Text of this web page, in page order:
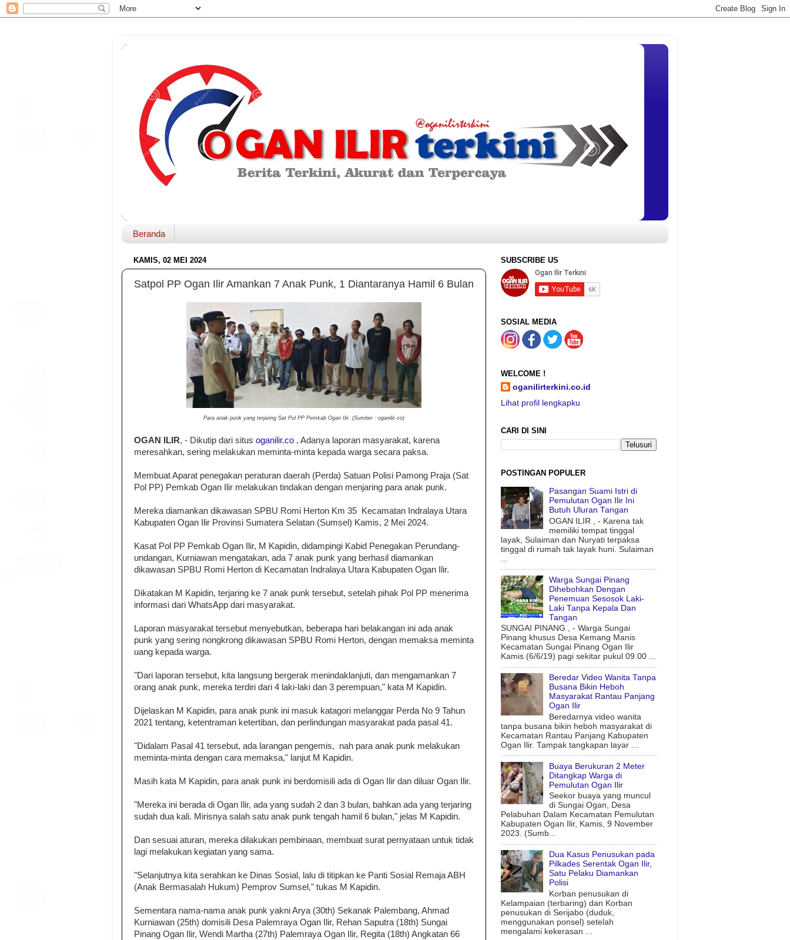
Beranda
KAMIS, 02 MEI 2024
Satpol PP Ogan Ilir Amankan 7 Anak Punk, 1 Diantaranya Hamil 6 Bulan
Para anak punk yang terjaring Sat Pol PP Pemkab Ogan Ilir. (Sumber : oganilir.co)
OGAN ILIR, - Dikutip dari situs oganilir.co , Adanya laporan masyarakat, karena
meresahkan, sering melakukan meminta-minta kepada warga secara paksa.
Membuat Aparat penegakan peraturan daerah (Perda) Satuan Polisi Pamong Praja (Sat
Pol PP) Pemkab Ogan Ilir melakukan tindakan dengan menjaring para anak punk.
Mereka diamankan dikawasan SPBU Romi Herton Km 35 Kecamatan Indralaya Utara
Kabupaten Ogan Ilir Provinsi Sumatera Selatan (Sumsel) Kamis, 2 Mei 2024.
Kasat Pol PP Pemkab Ogan Ilir, M Kapidin, didampingi Kabid Penegakan Perundang-
undangan, Kurniawan mengatakan, ada 7 anak punk yang berhasil diamankan
dikawasan SPBU Romi Herton di Kecamatan Indralaya Utara Kabupaten Ogan Ilir.
Dikatakan M Kapidin, terjaring ke 7 anak punk tersebut, setelah pihak Pol PP menerima
informasi dari WhatsApp dari masyarakat.
Laporan masyarakat tersebut menyebutkan, beberapa hari belakangan ini ada anak
punk yang sering nongkrong dikawasan SPBU Romi Herton, dengan memaksa meminta
uang kepada warga.
"Dari laporan tersebut, kita langsung bergerak menindaklanjuti, dan mengamankan 7
orang anak punk, mereka terdiri dari 4 laki-laki dan 3 perempuan," kata M Kapidin.
Dijelaskan M Kapidin, para anak punk ini masuk katagori melanggar Perda No 9 Tahun
2021 tentang, ketentraman ketertiban, dan perlindungan masyarakat pada pasal 41.
"Didalam Pasal 41 tersebut, ada larangan pengemis, nah para anak punk melakukan
meminta-minta dengan cara memaksa," lanjut M Kapidin.
Masih kata M Kapidin, para anak punk ini berdomisili ada di Ogan Ilir dan diluar Ogan Ilir.
"Mereka ini berada di Ogan Ilir, ada yang sudah 2 dan 3 bulan, bahkan ada yang terjaring
sudah dua kali. Mirisnya salah satu anak punk tengah hamil 6 bulan," jelas M Kapidin.
Dan sesuai aturan, mereka dilakukan pembinaan, membuat surat pernyataan untuk tidak
lagi melakukan kegiatan yang sama.
"Selanjutnya kita serahkan ke Dinas Sosial, lalu di titipkan ke Panti Sosial Remaja ABH
(Anak Bermasalah Hukum) Pemprov Sumsel," tukas M Kapidin.
Sementara nama-nama anak punk yakni Arya (30th) Sekanak Palembang, Ahmad
Kurniawan (25th) domisili Desa Palemraya Ogan Ilir, Rehan Saputra (18th) Sungai
Pinang Ogan Ilir, Wendi Martha (27th) Palemraya Ogan Ilir, Regita (18th) Angkatan 66
SUBSCRIBE US
SOSIAL MEDIA
WELCOME !
oganilirterkini.co.id
Lihat profil lengkapku
CARI DI SINI
POSTINGAN POPULER
Pasangan Suami Istri di
Pemulutan Ogan Ilir Ini
Butuh Uluran Tangan
OGAN ILIR , - Karena tak
memiliki tempat tinggal
layak, Sulaiman dan Nuryati terpaksa
tinggal di rumah tak layak huni. Sulaiman
Warga Sungai Pinang
Dihebohkan Dengan
Penemuan Sesosok Laki-
Laki Tanpa Kepala Dan
Tangan
SUNGAI PINANG , - Warga Sungai
Pinang khusus Desa Kemang Manis
Kecamatan Sungai Pinang Ogan Ilir
Kamis (6/6/19) pagi sekitar pukul 09.00 ...
Beredar Video Wanita Tanpa
Busana Bikin Heboh
Masyarakat Rantau Panjang
Ogan Ilir
Beredarnya video wanita
tanpa busana bikin heboh masyarakat di
Kecamatan Rantau Panjang Kabupaten
Ogan Ilir. Tampak tangkapan layar ...
Buaya Berukuran 2 Meter
Ditangkap Warga di
Pemulutan Ogan Ilir
Seekor buaya yang muncul
di Sungai Ogan, Desa
Pelabuhan Dalam Kecamatan Pemulutan
Kabupaten Ogan Ilir, Kamis, 9 November
2023. (Sumb...
Dua Kasus Penusukan pada
Pilkades Serentak Ogan Ilir,
Satu Pelaku Diamankan
Polisi
Korban penusukan di
Kelampaian (terbaring) dan Korban
penusukan di Serijabo (duduk,
menggunakan ponsel) setelah
mengalami kekerasan ...